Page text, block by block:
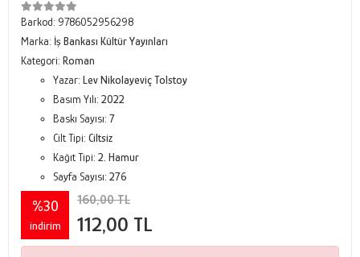
Barkod: 9786052956298
Marka: İş Bankası Kültür Yayınları
Kategori: Roman
Yazar: Lev Nikolayeviç Tolstoy
Basım Yılı: 2022
Baskı Sayısı: 7
Cilt Tipi: Ciltsiz
Kağıt Tipi: 2. Hamur
Sayfa Sayısı: 276
%30
indirim
160,00 TL
112,00 TL